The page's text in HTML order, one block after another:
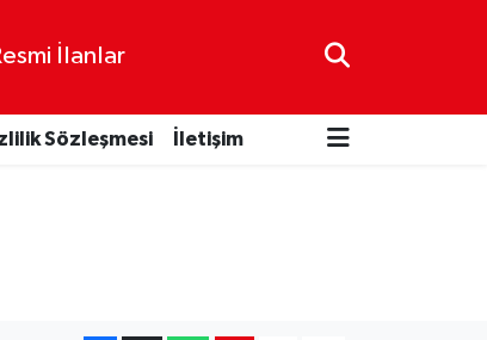
İlanlar
Sözleşmesi İletişim